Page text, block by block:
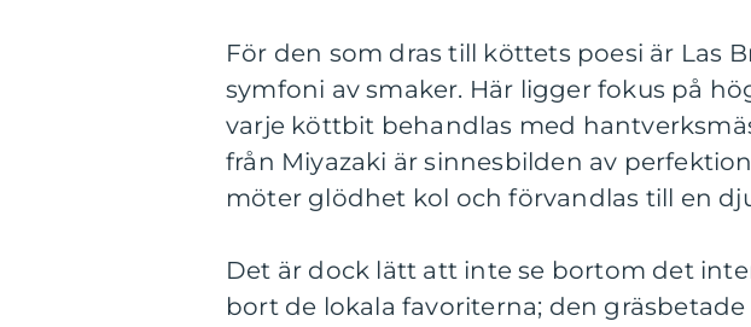
För den som dras till köttets poesi är Las
symfoni av smaker. Här ligger fokus på
varje köttbit behandlas med
från Miyazaki är sinnesbilden av
möter glödhet kol och förvandlas till en
Det är dock lätt att inte se bortom det
bort de lokala favoriterna; den